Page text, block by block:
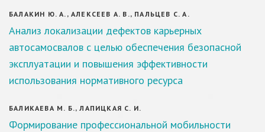
БАЛАКИН Ю. А., АЛЕКСЕЕВ А. В., ПАЛЬЦЕВ С. А.
Анализ локализации дефектов карьерных
автосамосвалов с целью обеспечения безопасной
эксплуатации и повышения эффективности
использования нормативного ресурса
БАЛИКАЕВА М. Б., ЛАПИЦКАЯ С. И.
Формирование профессиональной мобильности